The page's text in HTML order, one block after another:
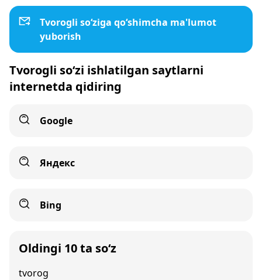
Tvorogli so‘ziga qo‘shimcha ma'lumot
yuborish
Tvorogli so‘zi ishlatilgan saytlarni
internetda qidiring
Google
Яндекс
Bing
Oldingi 10 ta so‘z
tvorog